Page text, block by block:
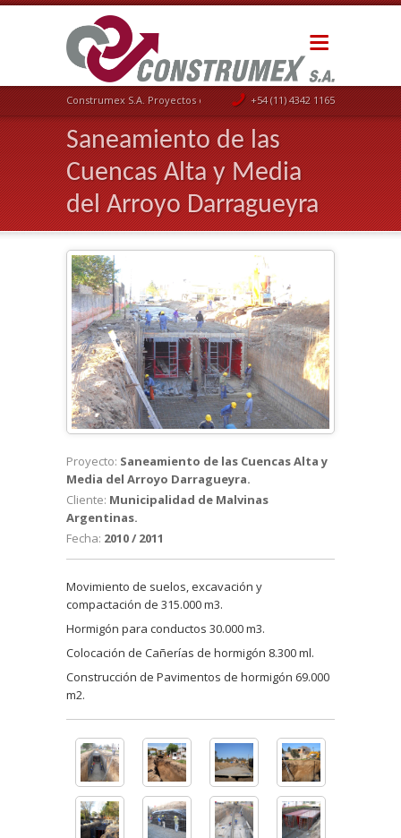
Construmex S.A. Proyectos de Ingeniería+54 (11) 4342 1165
Saneamiento de las
Cuencas Alta y Media
del Arroyo Darragueyra
Proyecto: Saneamiento de las Cuencas Alta y
Media del Arroyo Darragueyra.
Cliente: Municipalidad de Malvinas
Argentinas.
Fecha: 2010 / 2011
Movimiento de suelos, excavación y
compactación de 315.000 m3.
Hormigón para conductos 30.000 m3.
Colocación de Cañerías de hormigón 8.300 ml.
Construcción de Pavimentos de hormigón 69.000
m2.